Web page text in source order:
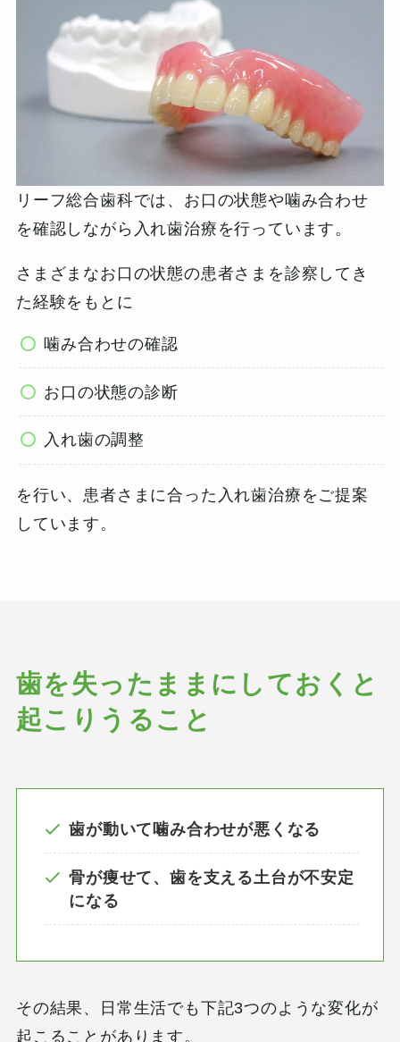
リーフ総合歯科では、お口の状態や噛み合わせ
を確認しながら入れ歯治療を行っています。
さまざまなお口の状態の患者さまを診察してき
た経験をもとに
噛み合わせの確認
お口の状態の診断
入れ歯の調整
を行い、患者さまに合った入れ歯治療をご提案
しています。
歯を失ったままにしておくと
起こりうること
⻭が動いて噛み合わせが悪くなる
⾻が痩せて、歯を支える土台が不安定
になる
その結果、日常生活でも下記3つのような変化が
起こることがあります。